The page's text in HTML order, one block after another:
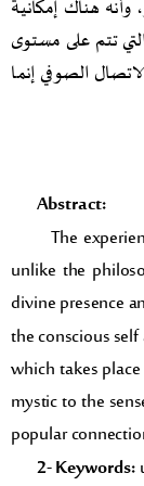
ىوت
س
م ى
ل
ع مت
ت
ي
تا
امن
إ يف
وصل
ا ل
اص
Abstract:
The
unlike  the
divine presence
the conscious
which  takes
mystic to the
popular
2-Keywords: